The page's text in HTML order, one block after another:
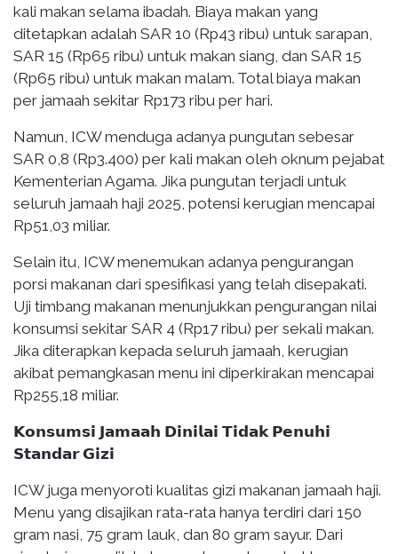
kali makan selama ibadah. Biaya makan yang
ditetapkan adalah SAR 10 (Rp43 ribu) untuk sarapan,
SAR 15 (Rp65 ribu) untuk makan siang, dan SAR 15
(Rp65 ribu) untuk makan malam. Total biaya makan
per jamaah sekitar Rp173 ribu per hari.
Namun, ICW menduga adanya pungutan sebesar
SAR 0,8 (Rp3.400) per kali makan oleh oknum pejabat
Kementerian Agama. Jika pungutan terjadi untuk
seluruh jamaah haji 2025, potensi kerugian mencapai
Rp51,03 miliar.
Selain itu, ICW menemukan adanya pengurangan
porsi makanan dari spesifikasi yang telah disepakati.
Uji timbang makanan menunjukkan pengurangan nilai
konsumsi sekitar SAR 4 (Rp17 ribu) per sekali makan.
Jika diterapkan kepada seluruh jamaah, kerugian
akibat pemangkasan menu ini diperkirakan mencapai
Rp255,18 miliar.
𝗞𝗼𝗻𝘀𝘂𝗺𝘀𝗶 𝗝𝗮𝗺𝗮𝗮𝗵 𝗗𝗶𝗻𝗶𝗹𝗮𝗶 𝗧𝗶𝗱𝗮𝗸 𝗣𝗲𝗻𝘂𝗵𝗶
𝗦𝘁𝗮𝗻𝗱𝗮𝗿 𝗚𝗶𝘇𝗶
ICW juga menyoroti kualitas gizi makanan jamaah haji.
Menu yang disajikan rata-rata hanya terdiri dari 150
gram nasi, 75 gram lauk, dan 80 gram sayur. Dari